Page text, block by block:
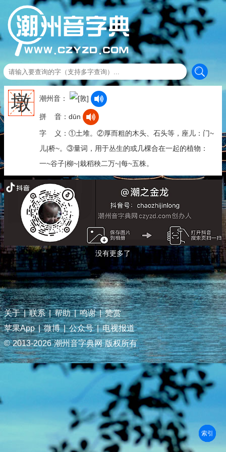
墩 潮州音：
拼 音：dūn
字 义：①土堆。②厚而粗的木头、石头等，座儿：门~
儿|桥~。③量词，用于丛生的或几棵合在一起的植物：
一~谷子|柳~|栽稻秧二万~|每~五株。
没有更多了
关于 | 联系 | 帮助 | 鸣谢 | 赞赏
苹果App | 微博 | 公众号 | 电视报道
© 2013-2026 潮州音字典网 版权所有
部首
笔划
拼音
潮拼